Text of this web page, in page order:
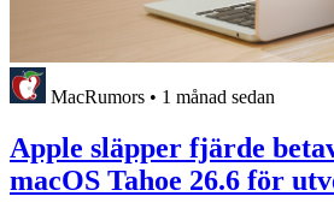
MacRumors • 1 månad sedan
Apple släpper fjärde
macOS Tahoe 26.6 för